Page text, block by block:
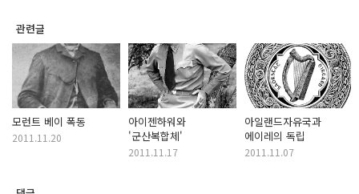
관련글
모런트 베이 폭동
2011.11.20
아이젠하워와
'군산복합체'
2011.11.17
아일랜드자유국과
에이레의 독립
2011.11.07